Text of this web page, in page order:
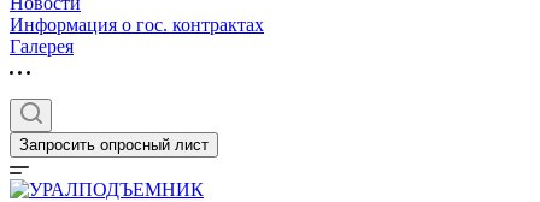
Информация о гос. контрактах
Галерея
Запросить опросный лист